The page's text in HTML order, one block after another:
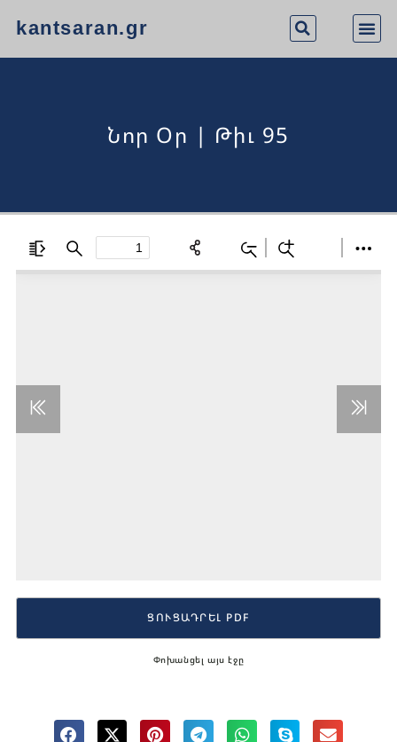
kantsaran.gr
Նոր Օր | Թիւ 95
Փոխանցել այս էջը
ՑՈՒՑԱԴՐԵԼ PDF